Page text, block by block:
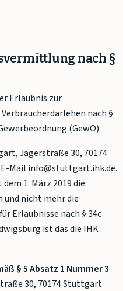
nach §
Erlaubnis zur
nach §
(GewO).
Jägerstraße 30, 70174
Mail info@stuttgart.ihk.de.
1. März 2019 die
und nicht mehr die
Erlaubnisse nach § 34c
ist das die IHK
§ 5 Absatz 1 Nummer 3
30, 70174 Stuttgart